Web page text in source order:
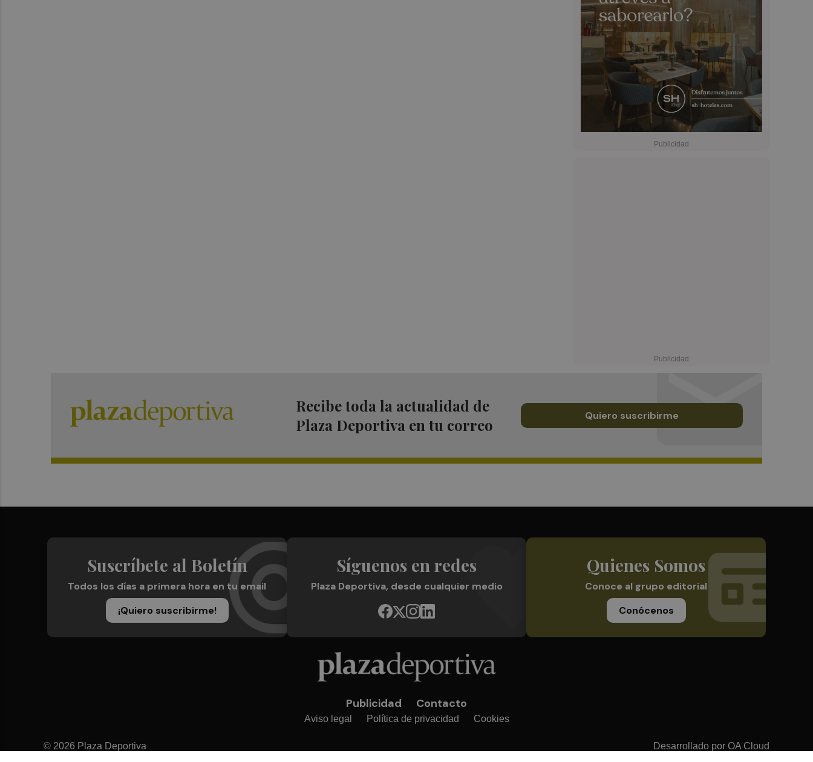
Recibe toda la actualidad de
Plaza Deportiva en tu correo
Quiero suscribirme
Suscríbete al Boletín
Todos los días a primera hora en tu email
¡Quiero suscribirme!
Síguenos en redes
Plaza Deportiva, desde cualquier medio
Quienes Somos
Conoce al grupo editorial
Conócenos
Publicidad Contacto
Aviso legal Política de privacidad Cookies
© 2026 Plaza Deportiva Desarrollado por OA Cloud